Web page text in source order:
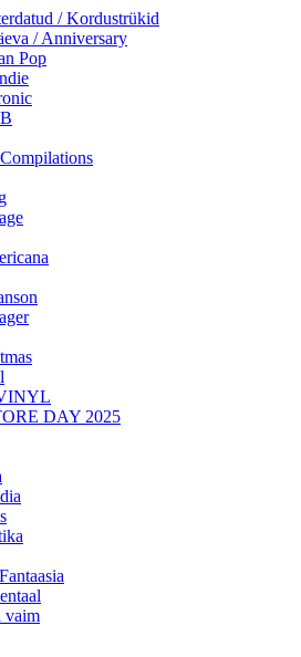
/ Kordustrükid
/ Anniversary
Pop
DAY 2025
vaim